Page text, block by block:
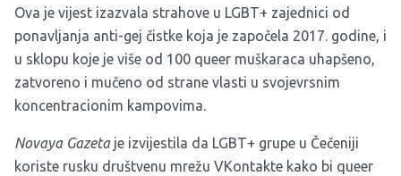
Ova je vijest izazvala strahove u LGBT+ zajednici od
ponavljanja anti-gej čistke koja je započela 2017. godine, i
u sklopu koje je više od 100 queer muškaraca uhapšeno,
zatvoreno i mučeno od strane vlasti u svojevrsnim
koncentracionim kampovima.
Novaya Gazeta je izvijestila da LGBT+ grupe u Čečeniji
koriste rusku društvenu mrežu VKontakte kako bi queer